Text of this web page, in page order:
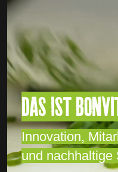
DAS IST
Innovation,
und nachhaltige